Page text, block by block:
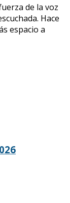
de la voz
Hace
espacio a